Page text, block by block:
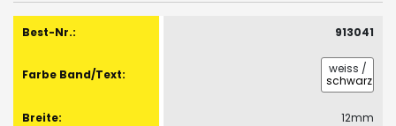
Gruppiert
Produkte
Artikel
913041
weiss /
schwarz
12mm